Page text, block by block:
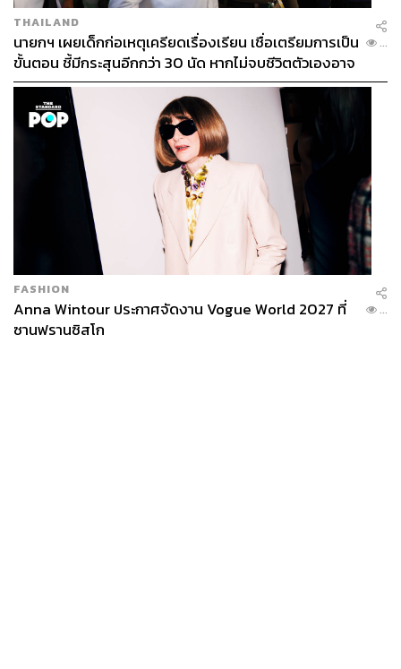
THAILAND
นายกฯ เผยเด็กก่อเหตุเครียดเรื่องเรียน เชื่อเตรียมการเป็น
ขั้นตอน ชี้มีกระสุนอีกกว่า 30 นัด หากไม่จบชีวิตตัวเองอาจ
สูญเสียเพิ่ม
...
FASHION
Anna Wintour ประกาศจัดงาน Vogue World 2027 ที่
ซานฟรานซิสโก
...